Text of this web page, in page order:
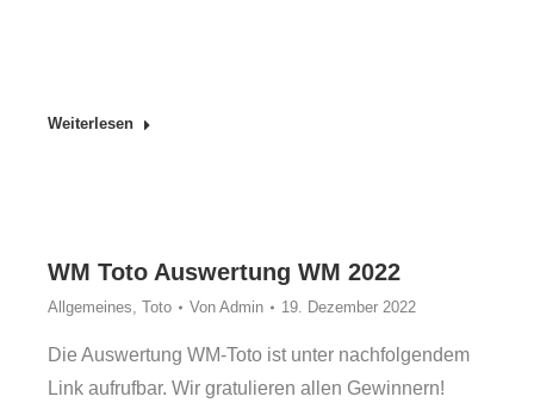
Weiterlesen
WM Toto Auswertung WM 2022
Allgemeines, Toto Von Admin 19. Dezember 2022
Die Auswertung WM-Toto ist unter nachfolgendem
Link aufrufbar. Wir gratulieren allen Gewinnern!